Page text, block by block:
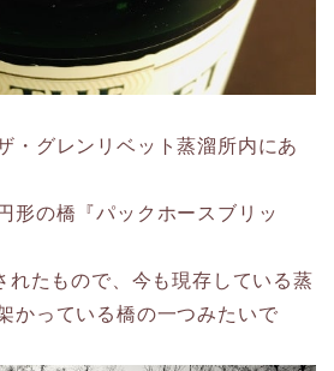
・グレンリベット蒸溜所内にあ
形の橋『パックホースブリッ
れたもので、今も現存している蒸
かっている橋の一つみたいで